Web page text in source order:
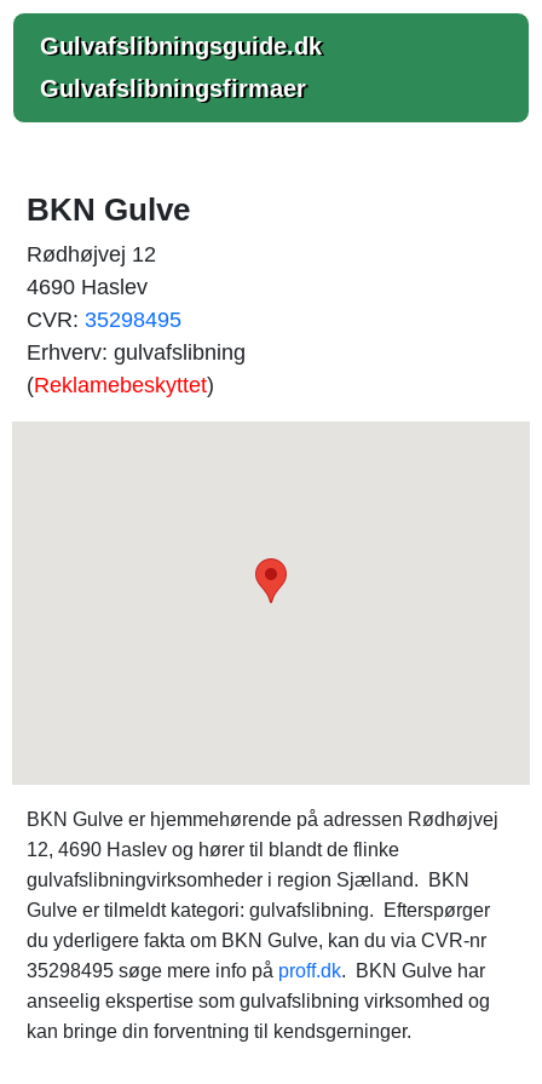
Gulvafslibningsguide.dk
Gulvafslibningsfirmaer
BKN Gulve
Rødhøjvej 12
4690 Haslev
CVR: 35298495
Erhverv: gulvafslibning
(Reklamebeskyttet)
BKN Gulve er hjemmehørende på adressen Rødhøjvej
12, 4690 Haslev og hører til blandt de flinke
gulvafslibningvirksomheder i region Sjælland. BKN
Gulve er tilmeldt kategori: gulvafslibning. Efterspørger
du yderligere fakta om BKN Gulve, kan du via CVR-nr
35298495 søge mere info på proff.dk. BKN Gulve har
anseelig ekspertise som gulvafslibning virksomhed og
kan bringe din forventning til kendsgerninger.